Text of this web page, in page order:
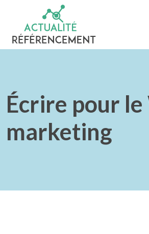
Écrire pour
marketing